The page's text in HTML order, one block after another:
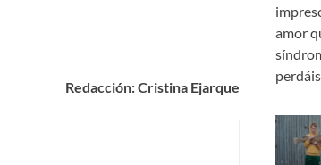
Redacción: Cristina Ejarque
amor